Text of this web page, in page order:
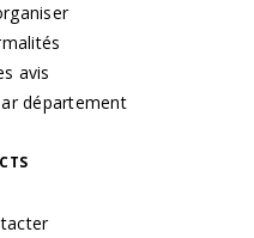
avis
département